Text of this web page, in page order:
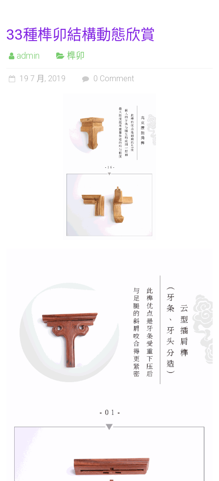
33種榫卯結構動態欣賞
admin 榫卯
19 7 月, 2019 0 Comment